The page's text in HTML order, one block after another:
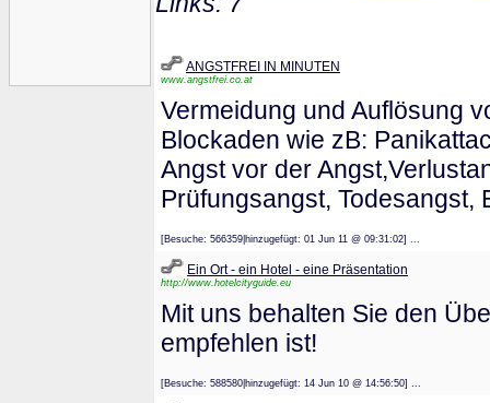
ANGSTFREI IN MINUTEN
www.angstfrei.co.at
Vermeidung und Auflösung
Blockaden wie zB:
Angst vor der
Prüfungsangst, Todesangst,
[Besuche: 566359|hinzugefügt: 01 Jun 11 @ 09:31:02] ...
Ein Ort - ein Hotel - eine Präsentation
http://www.hotelcityguide.eu
Mit uns behalten Sie den
empfehlen ist!
[Besuche: 588580|hinzugefügt: 14 Jun 10 @ 14:56:50] ...